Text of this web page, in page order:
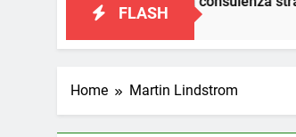
FLASH
Home Martin Lindstrom